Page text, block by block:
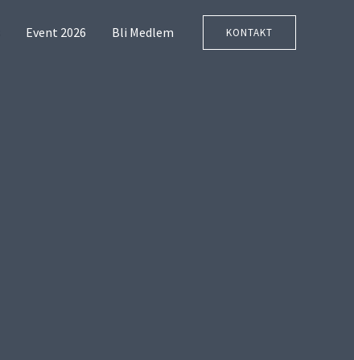
Event 2026 Bli Medlem KONTAKT